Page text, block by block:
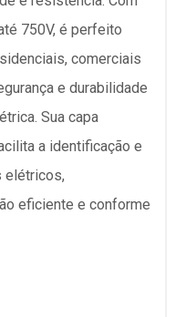
750V, é perfeito
comerciais
e durabilidade
Sua capa
a identificação e
elétricos,
eficiente e conforme